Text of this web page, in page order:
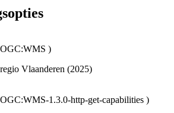
OGC:WMS )
Vlaanderen (2025)
OGC:WMS-1.3.0-http-get-capabilities )